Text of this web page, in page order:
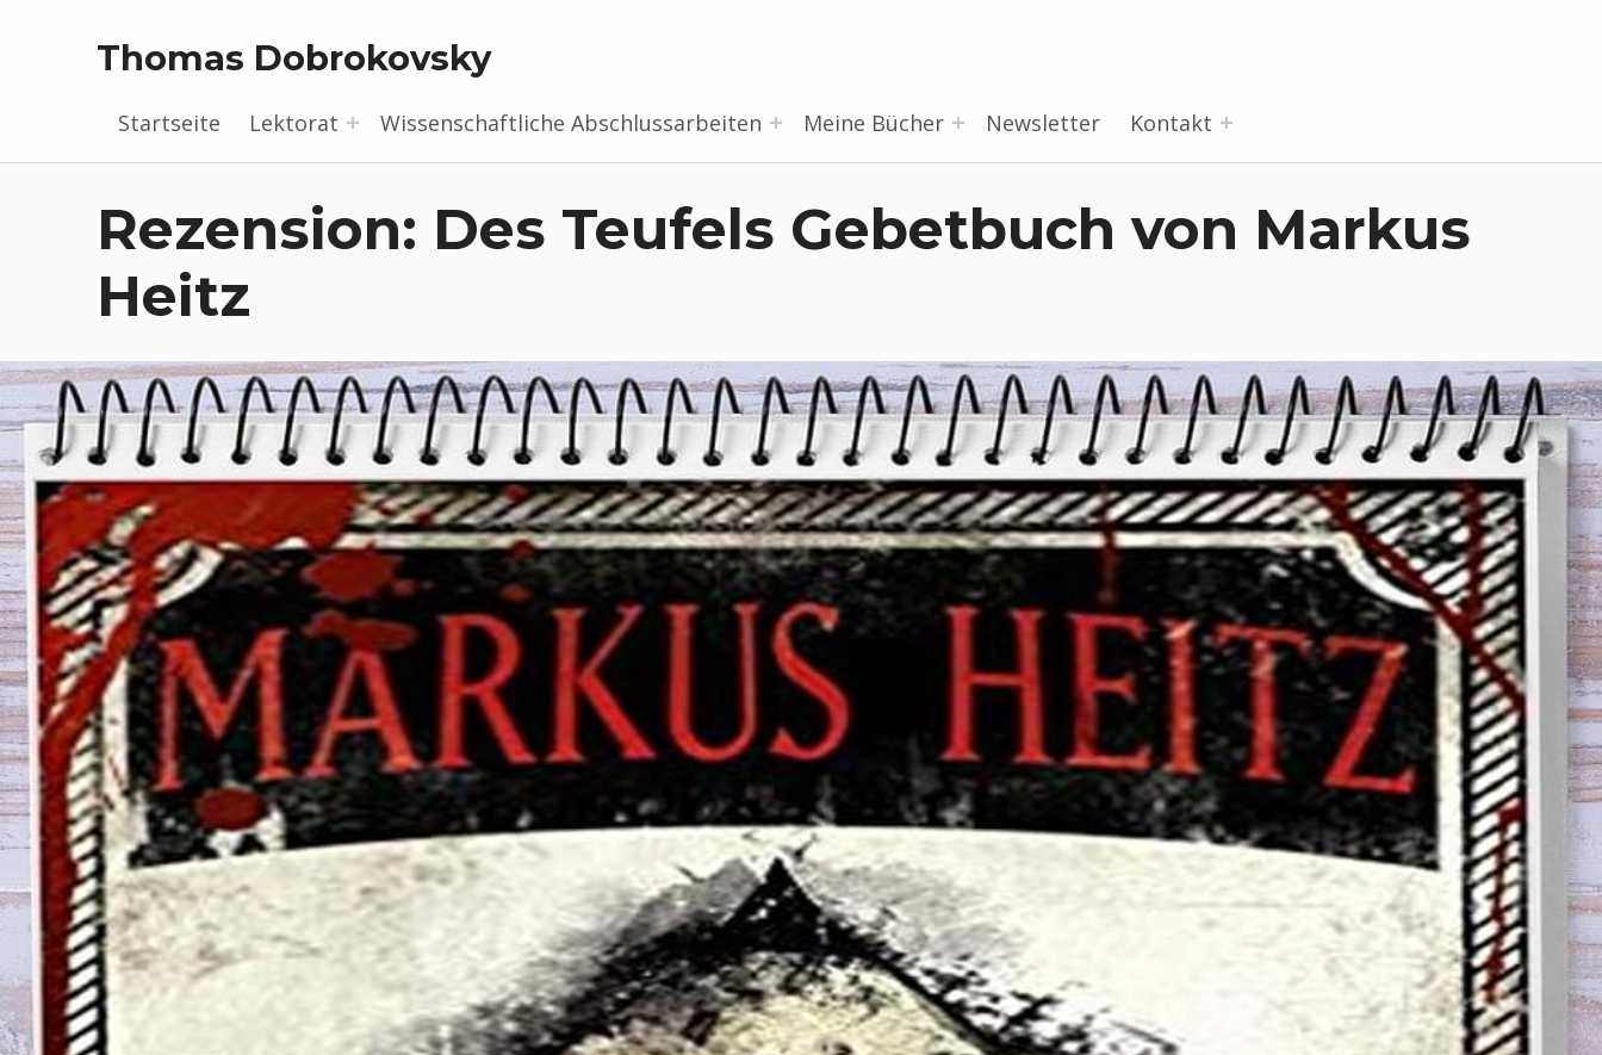
Thomas Dobrokovsky
Startseite Lektorat Wissenschaftliche Abschlussarbeiten Meine Bücher Newsletter Kontakt
Rezension: Des Teufels Gebetbuch von Markus
Heitz